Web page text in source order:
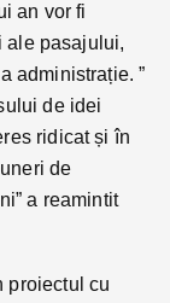
an vor fi
ale pasajului,
administrație. ”
de idei
ridicat și în
de
a reamintit
proiectul cu